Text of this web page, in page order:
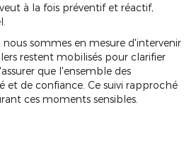
à la fois préventif et réactif,
sommes en mesure d'intervenir
restent mobilisés pour clarifier
que l'ensemble des
et de confiance. Ce suivi rapproché
ces moments sensibles.